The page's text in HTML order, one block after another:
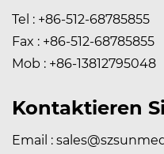
Tel : +86-512-68785855
Fax : +86-512-68785855
Mob : +86-13812795048
Kontaktieren
Email :